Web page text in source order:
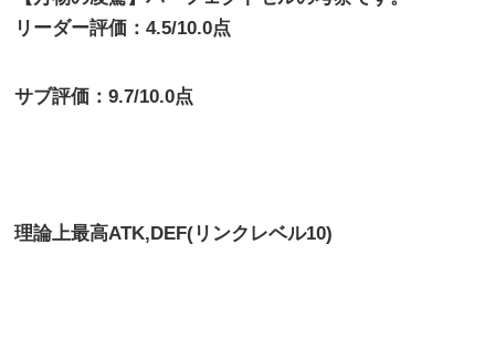
リーダー評価：4.5/10.0点
サブ評価：9.7/10.0点
理論上最高ATK,DEF(リンクレベル10)